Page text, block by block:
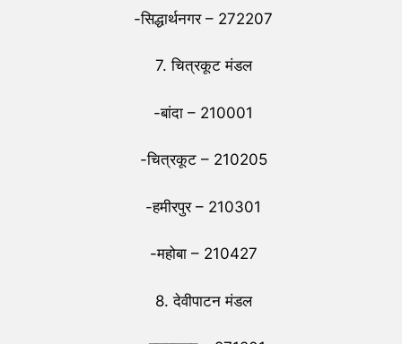
-सिद्धार्थनगर – 272207
7. चित्रकूट मंडल
-बांदा – 210001
-चित्रकूट – 210205
-हमीरपुर – 210301
-महोबा – 210427
8. देवीपाटन मंडल